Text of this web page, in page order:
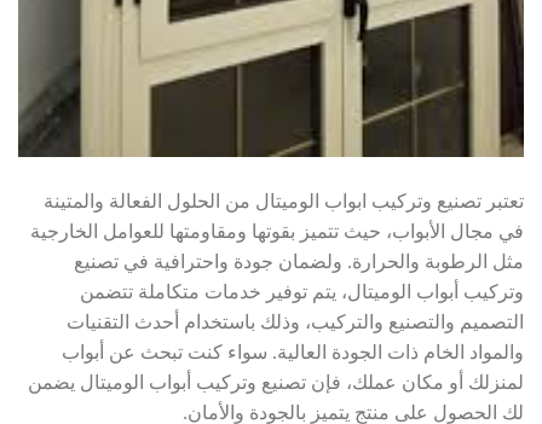
تعتبر تصنيع وتركيب ابواب الوميتال من الحلول الفعالة والمتينة
في مجال الأبواب، حيث تتميز بقوتها ومقاومتها للعوامل الخارجية
مثل الرطوبة والحرارة. ولضمان جودة واحترافية في تصنيع
وتركيب أبواب الوميتال، يتم توفير خدمات متكاملة تتضمن
التصميم والتصنيع والتركيب، وذلك باستخدام أحدث التقنيات
والمواد الخام ذات الجودة العالية. سواء كنت تبحث عن أبواب
لمنزلك أو مكان عملك، فإن تصنيع وتركيب أبواب الوميتال يضمن
لك الحصول على منتج يتميز بالجودة والأمان.